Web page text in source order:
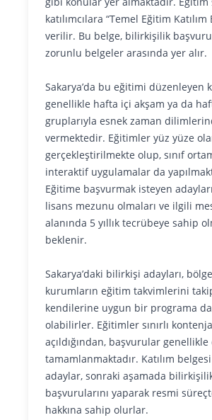
katılımcılara “Temel Eğitim Katılım
verilir. Bu belge, bilirkişilik
zorunlu belgeler arasında yer alır.
Sakarya’da bu eğitimi düzenleyen
genellikle hafta içi akşam ya da
gruplarıyla esnek zaman
vermektedir. Eğitimler yüz yüze
gerçekleştirilmekte olup, sınıf
interaktif uygulamalar da
Eğitime başvurmak isteyen
lisans mezunu olmaları ve ilgili
alanında 5 yıllık tecrübeye sahip
beklenir.
Sakarya’daki bilirkişi adayları,
kurumların eğitim takvimlerini
kendilerine uygun bir programa
olabilirler. Eğitimler sınırlı
açıldığından, başvurular genellikle
tamamlanmaktadır. Katılım
adaylar, sonraki aşamada
başvurularını yaparak resmi
hakkına sahip olurlar.